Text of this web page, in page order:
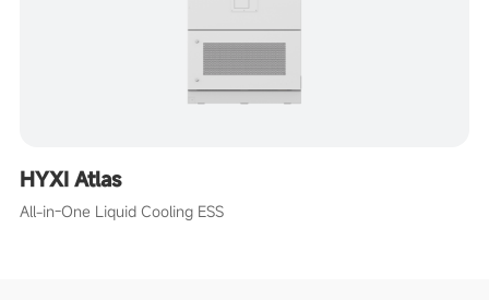
HYXI Atlas
All-in-One Liquid Cooling ESS